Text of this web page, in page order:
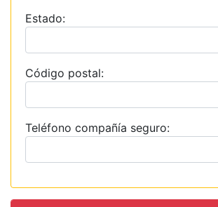
Estado:
Código postal:
Teléfono compañía seguro: